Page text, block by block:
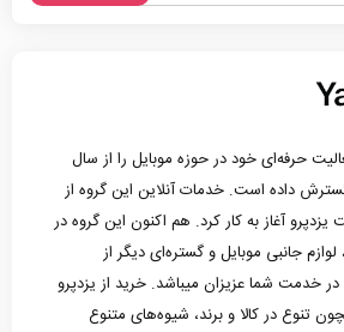
حرفه‌ای خود در حوزه موبایل را از سال
گسترش داده است. خدمات آنلاین این گروه از
یزدپرو آغاز به کار کرد. هم اکنون این گروه در
جانبی موبایل و گستره‌ای دیگر از
خدمت شما عزیزان میباشد. خرید از یزدپرو
تنوع در کالا و برند، شیوه‌های متنوع